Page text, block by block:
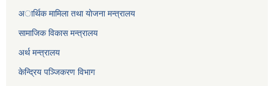
अार्थिक मामिला तथा याेजना मन्त्रालय
सामाजिक विकास मन्त्रालय
अर्थ मन्त्रालय
केन्द्रिय पञ्जिकरण विभाग